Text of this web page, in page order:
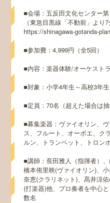
■会場：五反田文化センター
（東急目黒線「不動前」より7
https://shinagawa-gotanda-
■参加費：4,999円（全5回）
■内容：楽器体験/オーケスト
■対象：小学4年生～高校3年生
■定員：70名（超えた場合は抽
■募集楽器：ヴァイオリン、
ス、フルート、オーボエ、ク
ルン、トランペット、トロン
■講師：長田雅人（指揮者）、
橋本侑里映(ヴァイオリン)、
奈恵(クラリネット)、髙井涼
(打楽器)他、プロ奏者を中心
数名